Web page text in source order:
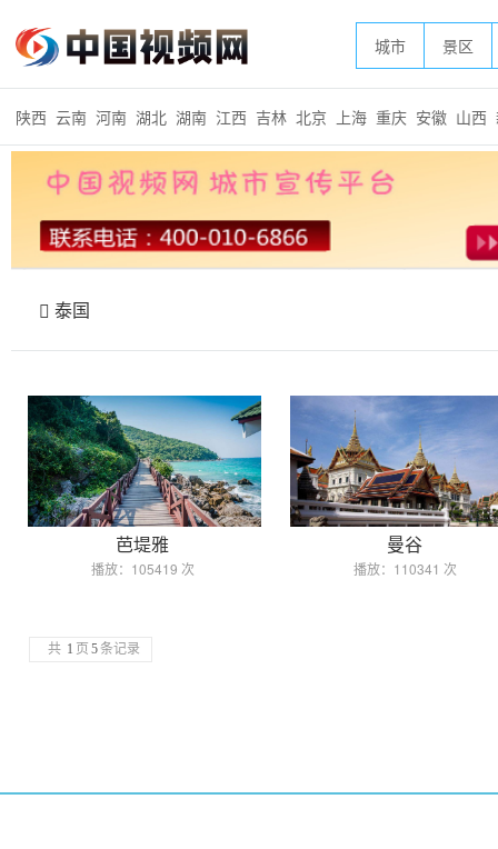
城市 景区
陕西 云南 河南 湖北 湖南 江西 吉林 北京 上海 重庆 安徽 山西
泰国
芭堤雅
播放：105419 次
曼谷
播放：110341 次
共 1 页 5 条记录